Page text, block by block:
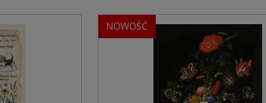
NOWOŚĆ